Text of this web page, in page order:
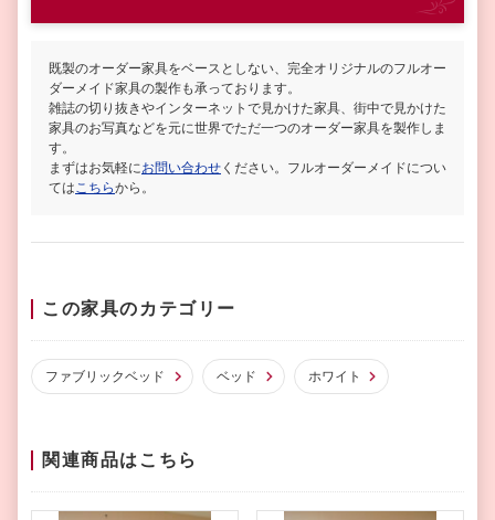
既製のオーダー家具をベースとしない、完全オリジナルのフルオー
ダーメイド家具の製作も承っております。
雑誌の切り抜きやインターネットで見かけた家具、街中で見かけた
家具のお写真などを元に世界でただ一つのオーダー家具を製作しま
す。
まずはお気軽にお問い合わせ ください。フルオーダーメイドについ
てはこちらから。
この家具のカテゴリー
ファブリックベッド ベッド ホワイト
関連商品はこちら